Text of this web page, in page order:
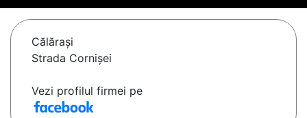
Călăraşi
Strada Cornișei
Vezi profilul firmei pe